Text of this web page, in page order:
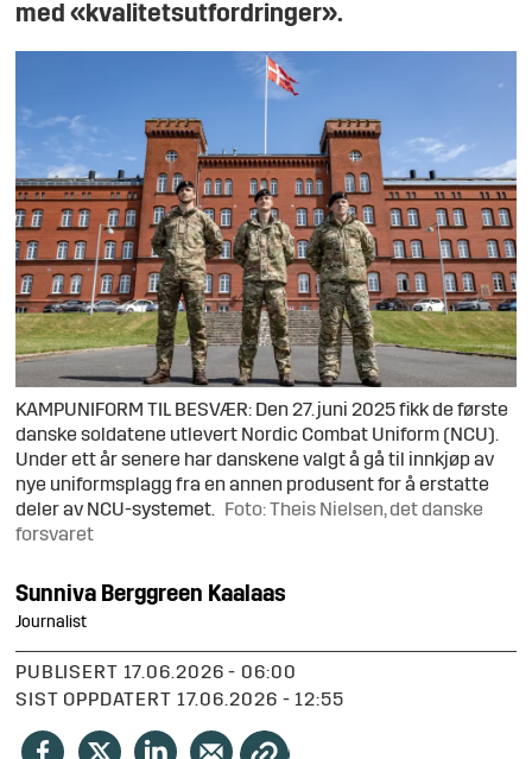
med «kvalitetsutfordringer».
KAMPUNIFORM TIL BESVÆR: Den 27. juni 2025 fikk de første
danske soldatene utlevert Nordic Combat Uniform (NCU).
Under ett år senere har danskene valgt å gå til innkjøp av
nye uniformsplagg fra en annen produsent for å erstatte
deler av NCU-systemet.
Foto: Theis Nielsen, det danske
forsvaret
Sunniva Berggreen Kaalaas
Journalist
PUBLISERT
17.06.2026 - 06:00
SIST OPPDATERT
17.06.2026 - 12:55